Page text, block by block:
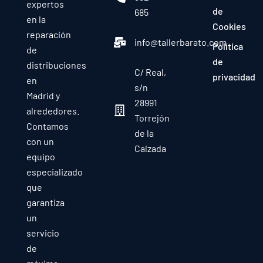
expertos
en la
reparación
de
distribuciones
en
Madrid y
alrededores.
Contamos
con un
equipo
especializado
que
garantiza
un
servicio
de
685
info@tallerbarato.com
C/ Real,
s/n
28991
Torrejón
de la
Calzada
de
Cookies
Política
de
privacidad